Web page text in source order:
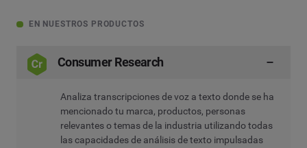
EN NUESTROS PRODUCTOS
Consumer Research
Analiza transcripciones de voz a texto donde se ha
mencionado tu marca, productos, personas
relevantes o temas de la industria utilizando todas
las capacidades de análisis de texto impulsadas